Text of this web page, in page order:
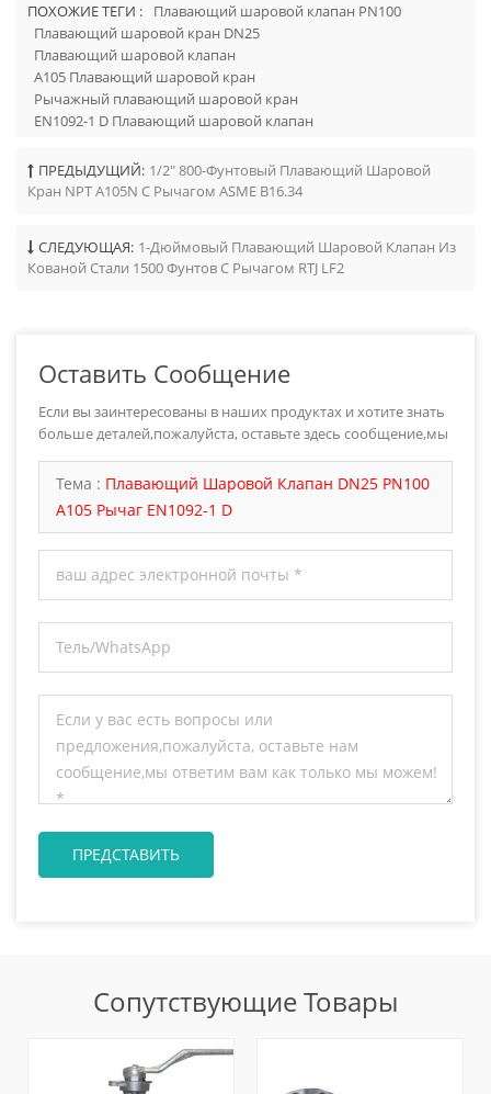
ПОХОЖИЕ ТЕГИ :
Плавающий шаровой клапан PN100
Плавающий шаровой кран DN25
Плавающий шаровой клапан
A105 Плавающий шаровой кран
Рычажный плавающий шаровой кран
EN1092-1 D Плавающий шаровой клапан
ПРЕДЫДУЩИЙ: 1/2" 800-Фунтовый Плавающий Шаровой
Кран NPT A105N С Рычагом ASME B16.34
СЛЕДУЮЩАЯ: 1-Дюймовый Плавающий Шаровой Клапан Из
Кованой Стали 1500 Фунтов С Рычагом RTJ LF2
Оставить Сообщение
Если вы заинтересованы в наших продуктах и хотите знать
больше деталей,пожалуйста, оставьте здесь сообщение,мы
Тема : Плавающий Шаровой Клапан DN25 PN100
A105 Рычаг EN1092-1 D
Сопутствующие Товары